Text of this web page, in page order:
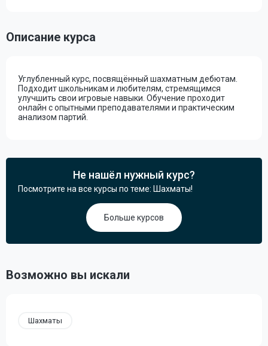
Описание курса
Углубленный курс, посвящённый шахматным дебютам.
Подходит школьникам и любителям, стремящимся
улучшить свои игровые навыки. Обучение проходит
онлайн с опытными преподавателями и практическим
анализом партий.
Не нашёл нужный курс?
Посмотрите на все курсы по теме: Шахматы!
Больше курсов
Возможно вы искали
Шахматы